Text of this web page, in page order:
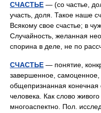
СЧАСТЬЕ — (со частье,
участь, доля. Такое наше
Всякому свое счастье; в
Случайность, желанная
спорина в деле, не по
СЧАСТЬЕ — понятие,
завершенное, самоценное,
общепризнанная конечная
человека. Как слово
многоаспектно. Пол.